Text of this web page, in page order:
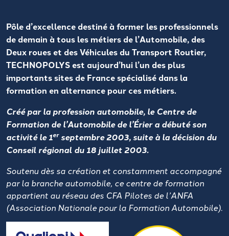
Pôle d’excellence destiné à former les professionnels
de demain à tous les métiers de l’Automobile, des
Deux roues et des Véhicules du Transport Routier,
TECHNOPOLYS est aujourd’hui l’un des plus
importants sites de France spécialisé dans la
formation en alternance pour ces métiers.
Créé par la profession automobile, le Centre de
Formation de l’Automobile de l’Érier a débuté son
activité le 1erseptembre 2003, suite à la décision du
Conseil régional du 18 juillet 2003.
Soutenu dès sa création et constamment accompagné
par la branche automobile, ce centre de formation
appartient au réseau des CFA Pilotes de l’ANFA
(Association Nationale pour la Formation Automobile).